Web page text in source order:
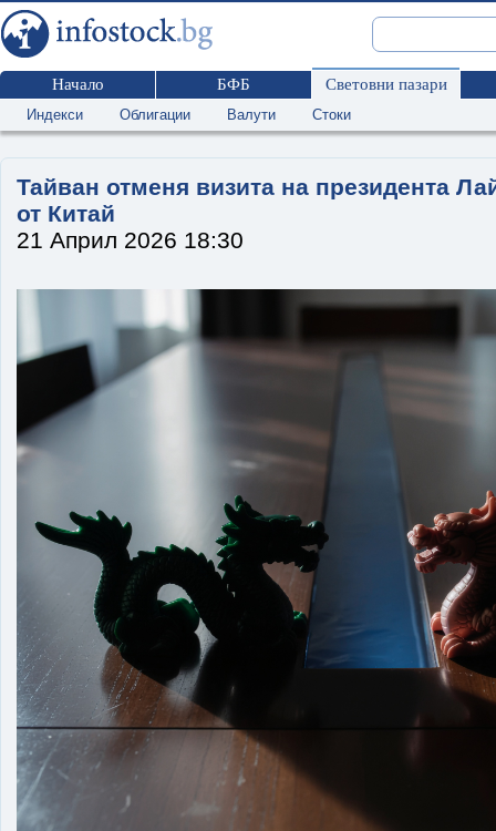
Начало БФБ Световни пазари
Индекси Облигации Валути Стоки
Тайван отменя визита на президента
от Китай
21 Април 2026 18:30